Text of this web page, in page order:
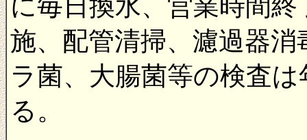
に毎日換水、営業時間
施、配管清掃、濾過器
ラ菌、大腸菌等の検査
る。